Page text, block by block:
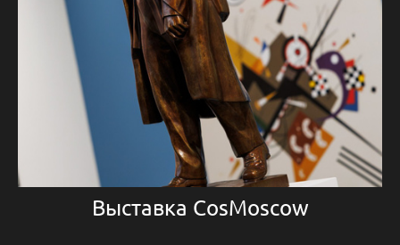
Выставка CosMoscow